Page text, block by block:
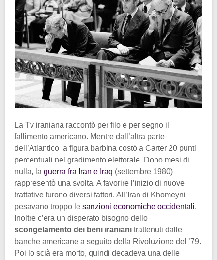
La Tv iraniana raccontò per filo e per segno il
fallimento americano. Mentre dall’altra parte
dell’Atlantico la figura barbina costò a Carter 20 punti
percentuali nel gradimento elettorale. Dopo mesi di
nulla, la guerra fra Iran e Iraq (settembre 1980)
rappresentò una svolta. A favorire l’inizio di nuove
trattative furono diversi fattori. All’Iran di Khomeyni
pesavano troppo le sanzioni economiche occidentali.
Inoltre c’era un disperato bisogno dello
scongelamento dei beni iraniani trattenuti dalle
banche americane a seguito della Rivoluzione del ’79.
Poi lo scià era morto, quindi decadeva una delle